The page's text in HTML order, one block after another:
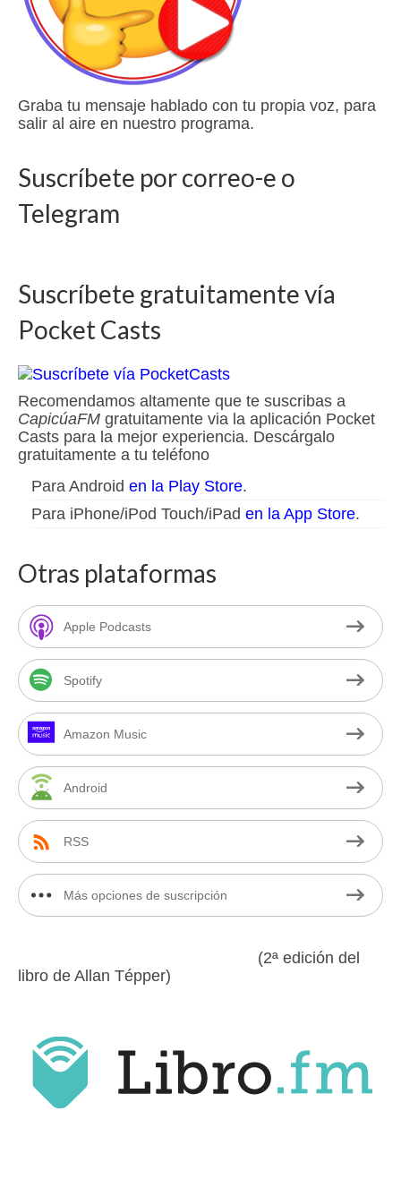
Graba tu mensaje hablado con tu propia voz, para
salir al aire en nuestro programa.
Suscríbete por correo-e o
Telegram
Suscríbete gratuitamente vía
Pocket Casts
Recomendamos altamente que te suscribas a
CapicúaFM gratuitamente via la aplicación Pocket
Casts para la mejor experiencia. Descárgalo
gratuitamente a tu teléfono
Para Android en la Play Store.
Para iPhone/iPod Touch/iPad en la App Store.
Otras plataformas
Apple Podcasts
Spotify
Amazon Music
Android
RSS
Más opciones de suscripción
(2ª edición del
libro de Allan Tépper)